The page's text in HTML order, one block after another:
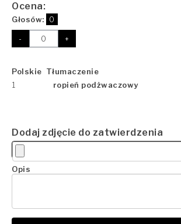
Ocena:
Głosów: 0
- +
Polskie Tłumaczenie
1
ropień podżwaczowy
Dodaj zdjęcie do zatwierdzenia
Opis